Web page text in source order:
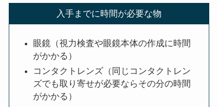
入手までに時間が必要な物
眼鏡（視力検査や眼鏡本体の作成に時間
がかかる）
コンタクトレンズ（同じコンタクトレン
ズでも取り寄せが必要ならその分の時間
がかかる）